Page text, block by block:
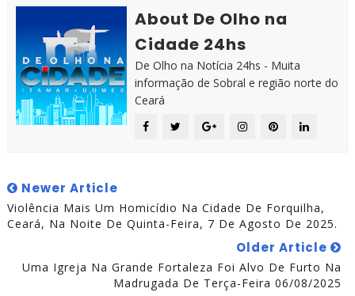
About De Olho na
Cidade 24hs
De Olho na Notícia 24hs - Muita
informação de Sobral e região norte do
Ceará
Newer Article
Violência Mais Um Homicídio Na Cidade De Forquilha,
Ceará, Na Noite De Quinta-Feira, 7 De Agosto De 2025.
Older Article
Uma Igreja Na Grande Fortaleza Foi Alvo De Furto Na
Madrugada De Terça-Feira 06/08/2025